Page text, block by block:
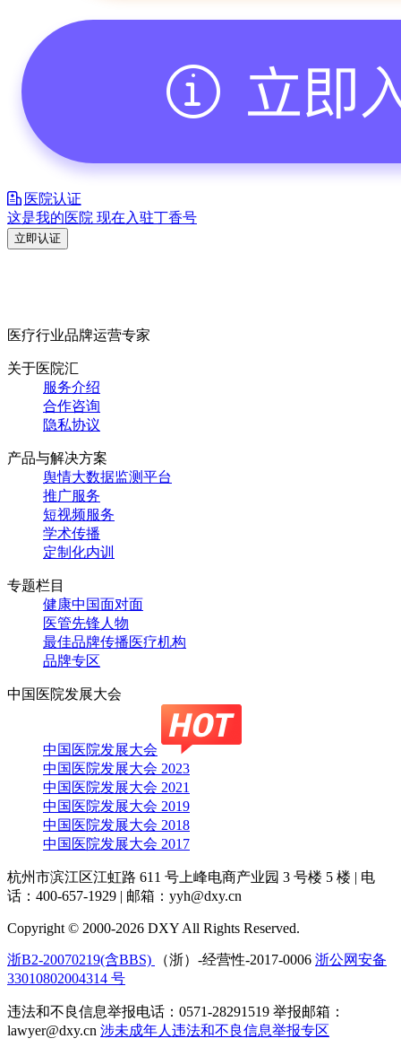
医院认证
这是我的医院 现在入驻丁香号
立即认证
医疗行业品牌运营专家
关于医院汇
服务介绍
合作咨询
隐私协议
产品与解决方案
舆情大数据监测平台
推广服务
短视频服务
学术传播
定制化内训
专题栏目
健康中国面对面
医管先锋人物
最佳品牌传播医疗机构
品牌专区
中国医院发展大会
中国医院发展大会
中国医院发展大会 2023
中国医院发展大会 2021
中国医院发展大会 2019
中国医院发展大会 2018
中国医院发展大会 2017
杭州市滨江区江虹路 611 号上峰电商产业园 3 号楼 5 楼 | 电
话：400-657-1929 | 邮箱：yyh@dxy.cn
Copyright © 2000-2026 DXY All Rights Reserved.
浙B2-20070219(含BBS) （浙）-经营性-2017-0006 浙公网安备
33010802004314 号
违法和不良信息举报电话：0571-28291519 举报邮箱：
lawyer@dxy.cn 涉未成年人违法和不良信息举报专区